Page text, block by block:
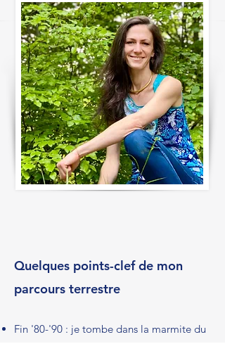
Quelques points-clef de mon
parcours terrestre
Fin '80-'90 : je tombe dans la marmite du